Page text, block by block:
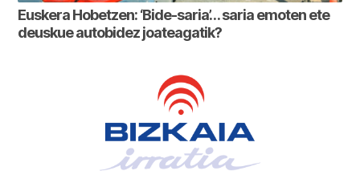
Euskera Hobetzen: ‘Bide-saria’… saria emoten ete
deuskue autobidez joateagatik?